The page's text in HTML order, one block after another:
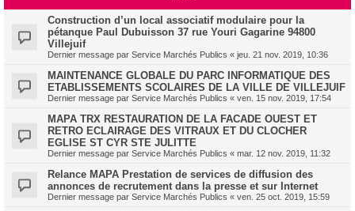
c
Construction d’un local associatif modulaire pour la
pétanque Paul Dubuisson 37 rue Youri Gagarine 94800
Villejuif
Dernier message par Service Marchés Publics « jeu. 21 nov. 2019, 10:36
MAINTENANCE GLOBALE DU PARC INFORMATIQUE DES
ETABLISSEMENTS SCOLAIRES DE LA VILLE DE VILLEJUIF
Dernier message par Service Marchés Publics « ven. 15 nov. 2019, 17:54
MAPA TRX RESTAURATION DE LA FACADE OUEST ET
RETRO ECLAIRAGE DES VITRAUX ET DU CLOCHER
EGLISE ST CYR STE JULITTE
Dernier message par Service Marchés Publics « mar. 12 nov. 2019, 11:32
Relance MAPA Prestation de services de diffusion des
annonces de recrutement dans la presse et sur Internet
Dernier message par Service Marchés Publics « ven. 25 oct. 2019, 15:59